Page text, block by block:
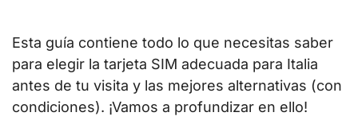
Esta guía contiene todo lo que necesitas saber
para elegir la tarjeta SIM adecuada para Italia
antes de tu visita y las mejores alternativas (con
condiciones). ¡Vamos a profundizar en ello!